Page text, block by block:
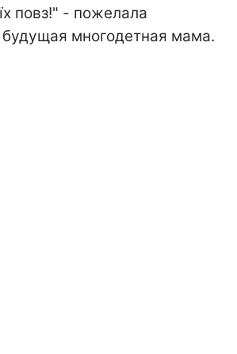
повз!" - пожелала
многодетная мама.